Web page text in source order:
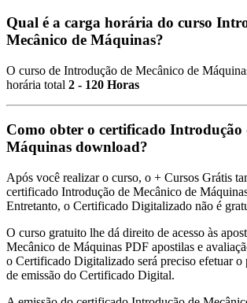
Qual é a carga horária do curso
Mecânico de Máquinas?
O curso de Introdução de Mecânico de
horária total 2 - 120 Horas
Como obter o certificado Introdução
Máquinas download?
Após você realizar o curso, o + Cursos Grátis
certificado Introdução de Mecânico de
Entretanto, o Certificado Digitalizado não é
O curso gratuito lhe dá direito de acesso às
Mecânico de Máquinas PDF apostilas e
o Certificado Digitalizado será preciso efetuar o
de emissão do Certificado Digital.